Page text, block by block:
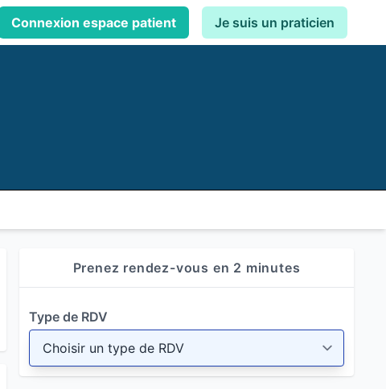
Connexion espace patient Je suis un praticien
Prenez rendez-vous en 2 minutes
Type de RDV